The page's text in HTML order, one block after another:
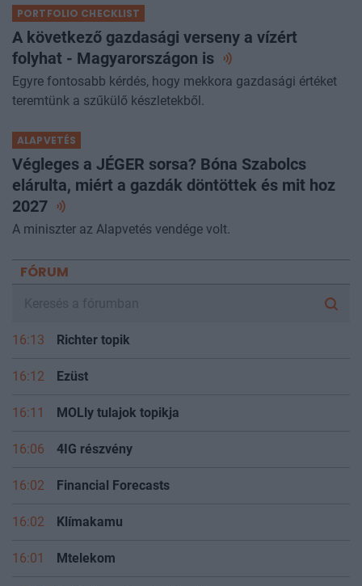
PORTFOLIO CHECKLIST
A következő gazdasági verseny a vízért
folyhat - Magyarországon is
Egyre fontosabb kérdés, hogy mekkora gazdasági értéket
teremtünk a szűkülő készletekből.
ALAPVETÉS
Végleges a JÉGER sorsa? Bóna Szabolcs
elárulta, miért a gazdák döntöttek és mit hoz
2027
A miniszter az Alapvetés vendége volt.
FÓRUM
16:13 Richter topik
16:12 Ezüst
16:11 MOLly tulajok topikja
16:06 4IG részvény
16:02 Financial Forecasts
16:02 Klímakamu
16:01 Mtelekom